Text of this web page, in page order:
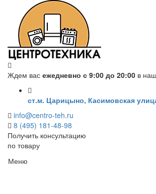
Ждем вас ежедневно с 9:00 до 20:00 в
ст.м. Царицыно, Касимовская
info@centro-teh.ru
8 (495) 181-48-98
Получить консультацию
по товару
Меню